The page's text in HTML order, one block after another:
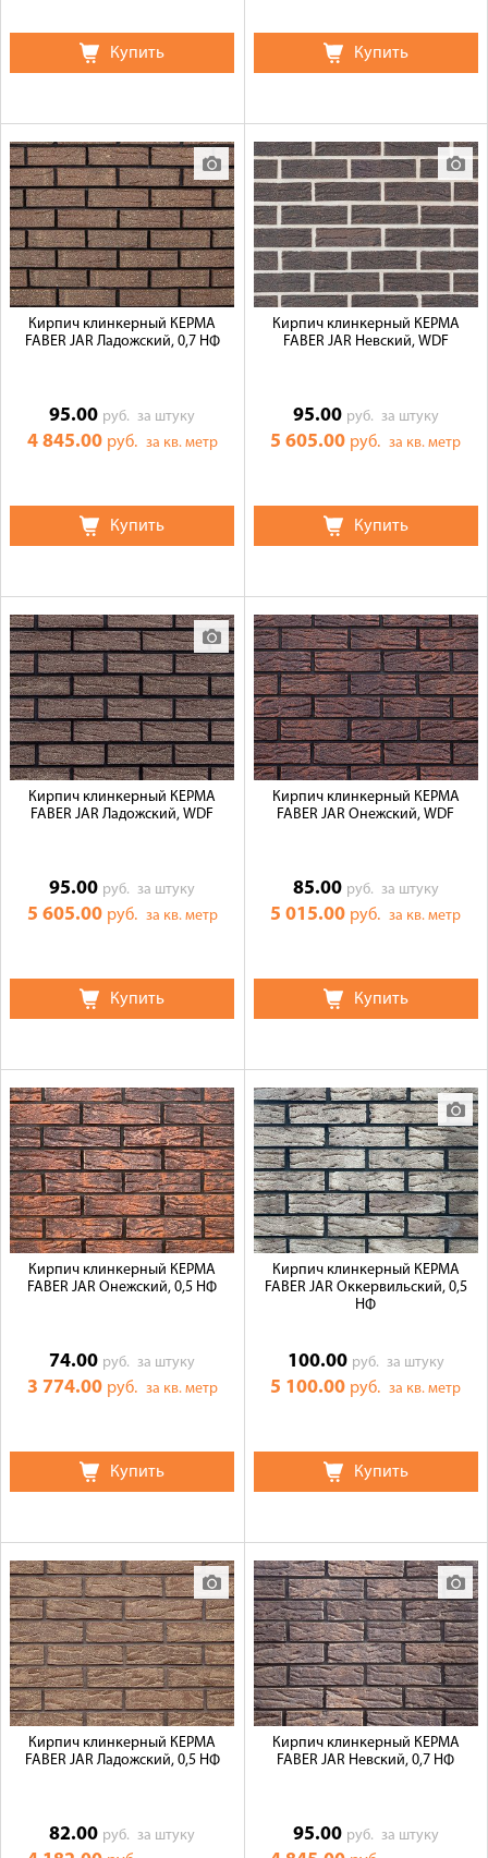
Купить Купить
Кирпич клинкерный КЕРМА
FABER JAR Ладожский, 0,7 НФ
95.00 руб.за штуку
4 845.00 руб. за кв. метр
Купить
Кирпич клинкерный КЕРМА
FABER JAR Невский, WDF
95.00 руб. за штуку
5 605.00 руб.за кв. метр
Купить
Кирпич клинкерный КЕРМА
FABER JAR Ладожский, WDF
95.00 руб.за штуку
5 605.00 руб. за кв. метр
Купить
Кирпич клинкерный КЕРМА
FABER JAR Онежский, WDF
85.00 руб. за штуку
5 015.00 руб.за кв. метр
Купить
Кирпич клинкерный КЕРМА
FABER JAR Онежский, 0,5 НФ
74.00 руб.за штуку
3 774.00 руб. за кв. метр
Купить
Кирпич клинкерный КЕРМА
FABER JAR Оккервильский, 0,5
НФ
100.00 руб. за штуку
5 100.00 руб.за кв. метр
Купить
Кирпич клинкерный КЕРМА
FABER JAR Ладожский, 0,5 НФ
82.00 руб.за штуку
Кирпич клинкерный КЕРМА
FABER JAR Невский, 0,7 НФ
95.00 руб. за штуку